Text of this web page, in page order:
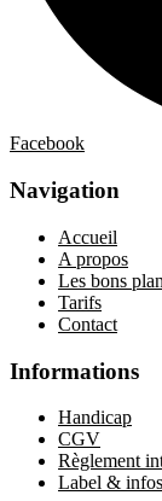
Facebook
Navigation
Accueil
A propos
Les bons
Tarifs
Contact
Informations
Handicap
CGV
Règlement
Label &